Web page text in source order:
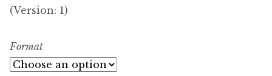
(Version: 1)
Format